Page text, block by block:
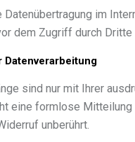
im
dem Zugriff durch
sind nur mit Ihrer
eine formlose
unberührt.